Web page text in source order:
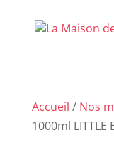
Accueil / Nos
1000ml LITTLE